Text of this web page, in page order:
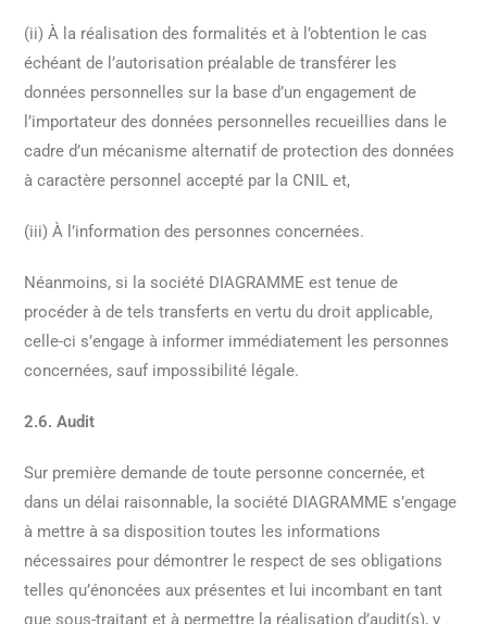
(ii) À la réalisation des formalités et à l’obtention le cas
échéant de l’autorisation préalable de transférer les
données personnelles sur la base d’un engagement de
l’importateur des données personnelles recueillies dans le
cadre d’un mécanisme alternatif de protection des données
à caractère personnel accepté par la CNIL et,
(iii) À l’information des personnes concernées.
Néanmoins, si la société DIAGRAMME est tenue de
procéder à de tels transferts en vertu du droit applicable,
celle-ci s’engage à informer immédiatement les personnes
concernées, sauf impossibilité légale.
2.6. Audit
Sur première demande de toute personne concernée, et
dans un délai raisonnable, la société DIAGRAMME s’engage
à mettre à sa disposition toutes les informations
nécessaires pour démontrer le respect de ses obligations
telles qu’énoncées aux présentes et lui incombant en tant
que sous-traitant et à permettre la réalisation d’audit(s), y